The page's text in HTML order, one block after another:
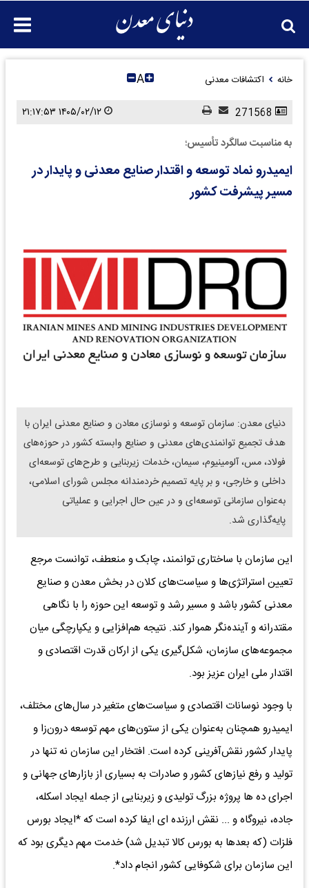
خانه اکتشافات معدنی A
به مناسبت سالگرد تأسیس؛
ایمیدرو نماد توسعه و اقتدار صنایع معدنی و پایدار در
مسیر پیشرفت کشور
دنیای معدن: سازمان توسعه و نوسازی معادن و صنایع معدنی ایران با
هدف تجمیع توانمندی‌های معدنی و صنایع وابسته کشور در حوزه‌های
فولاد، مس، آلومینیوم، سیمان، خدمات زیربنایی و طرح‌های توسعه‌ای
داخلی و خارجی، و بر پایه تصمیم خردمندانه مجلس شورای اسلامی،
به‌عنوان سازمانی توسعه‌ای و در عین حال اجرایی و عملیاتی
پایه‌گذاری شد.
این سازمان با ساختاری توانمند، چابک و منعطف، توانست مرجع
تعیین استراتژی‌ها و سیاست‌های کلان در بخش معدن و صنایع
معدنی کشور باشد و مسیر رشد و توسعه این حوزه را با نگاهی
مقتدرانه و آینده‌نگر هموار کند. نتیجه هم‌افزایی و یکپارچگی میان
مجموعه‌های سازمان، شکل‌گیری یکی از ارکان قدرت اقتصادی و
اقتدار ملی ایران عزیز بود.
با وجود نوسانات اقتصادی و سیاست‌های متغیر در سال‌های مختلف،
ایمیدرو همچنان به‌عنوان یکی از ستون‌های مهم توسعه درون‌زا و
پایدار کشور نقش‌آفرینی کرده است. افتخار این سازمان نه تنها در
تولید و رفع نیازهای کشور و صادرات به بسیاری از بازارهای جهانی و
اجرای ده ها پروژه بزرگ تولیدی و زیربنایی از جمله ایجاد اسکله،
جاده، نیروگاه و ... نقش ارزنده ای ایفا کرده است که *ایجاد بورس
فلزات (که بعدها به بورس کالا تبدیل شد) خدمت مهم دیگری بود که
این سازمان برای شکوفایی کشور انجام داد*.